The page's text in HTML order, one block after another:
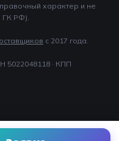
характер и не
ГК РФ).
c 2017 года.
5022048118 · КПП